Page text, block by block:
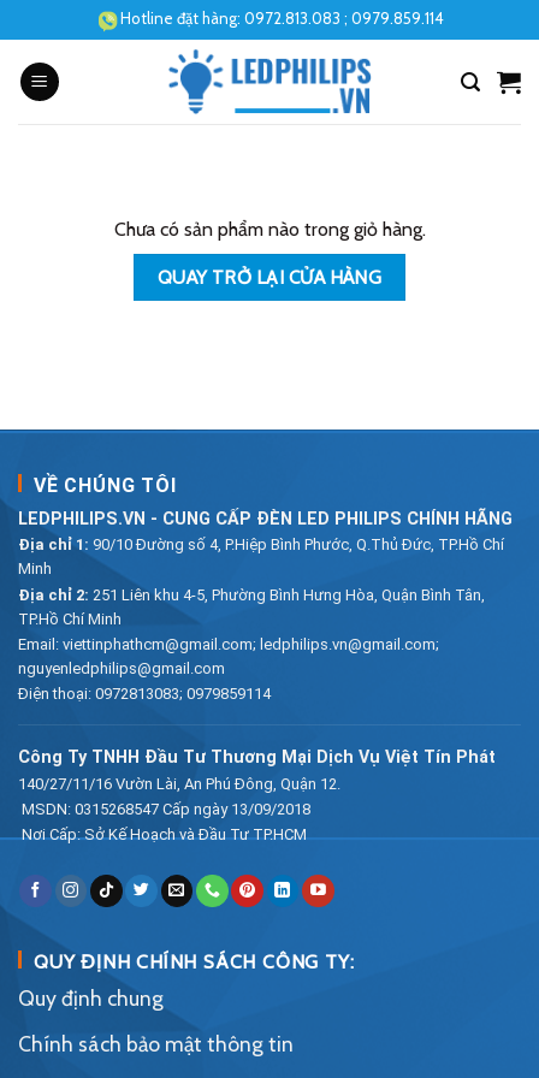
to
content
Hotline đặt hàng: 0972.813.083 ; 0979.859.114
Chưa có sản phẩm nào trong giỏ hàng.
QUAY TRỞ LẠI CỬA HÀNG
VỀ CHÚNG TÔI
LEDPHILIPS.VN - CUNG CẤP ĐÈN LED PHILIPS CHÍNH HÃNG
Địa chỉ 1: 90/10 Đường số 4, P.Hiệp Bình Phước, Q.Thủ Đức, TP.Hồ Chí
Minh
Địa chỉ 2: 251 Liên khu 4-5, Phường Bình Hưng Hòa, Quận Bình Tân,
TP.Hồ Chí Minh
Email: viettinphathcm@gmail.com; ledphilips.vn@gmail.com;
nguyenledphilips@gmail.com
Điện thoại: 0972813083; 0979859114
Công Ty TNHH Đầu Tư Thương Mại Dịch Vụ Việt Tín Phát
140/27/11/16 Vườn Lài, An Phú Đông, Quận 12.
MSDN: 0315268547 Cấp ngày 13/09/2018
Nơi Cấp: Sở Kế Hoạch và Đầu Tư TP.HCM
QUY ĐỊNH CHÍNH SÁCH CÔNG TY:
Quy định chung
Chính sách bảo mật thông tin